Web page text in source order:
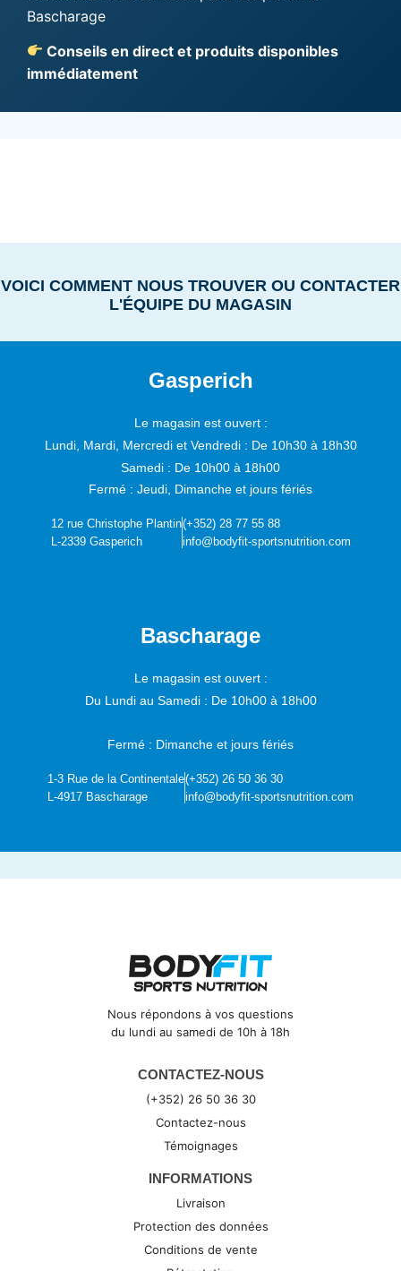
Bascharage
Conseils en direct et produits disponibles
immédiatement
VOICI COMMENT NOUS TROUVER OU CONTACTER
L'ÉQUIPE DU MAGASIN
Gasperich
Le magasin est ouvert :
Lundi, Mardi, Mercredi et Vendredi : De 10h30 à 18h30
Samedi : De 10h00 à 18h00
Fermé : Jeudi, Dimanche et jours fériés
12 rue Christophe Plantin
L-2339 Gasperich
(+352) 28 77 55 88
info@bodyfit-sportsnutrition.com
Bascharage
Le magasin est ouvert :
Du Lundi au Samedi : De 10h00 à 18h00
Fermé : Dimanche et jours fériés
1-3 Rue de la Continentale
L-4917 Bascharage
(+352) 26 50 36 30
info@bodyfit-sportsnutrition.com
Nous répondons à vos questions
du lundi au samedi de 10h à 18h
CONTACTEZ-NOUS
(+352) 26 50 36 30
Contactez-nous
Témoignages
INFORMATIONS
Livraison
Protection des données
Conditions de vente